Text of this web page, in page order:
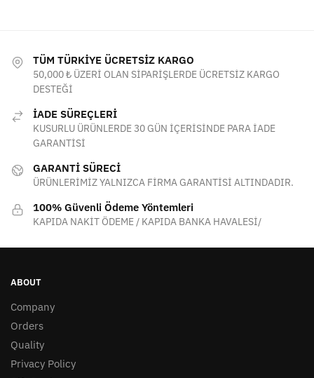
TÜM TÜRKİYE ÜCRETSİZ KARGO
50,000 ₺ ÜZERİ OLAN SİPARİŞLERDE ÜCRETSİZ KARGO
DESTEĞİ
İADE SÜREÇLERİ
KUSURLU ÜRÜNLERDE 30 GÜN İÇERİSİNDE PARA İADE
GARANTİSİ
GARANTİ SÜRECİ
ÜRÜNLERİMİZ YALNIZCA FİRMA GARANTİSİ ALTINDADIR.
100% Güvenli Ödeme Yöntemleri
KAPIDA NAKİT ÖDEME / KAPIDA BANKA HAVALESİ/
ABOUT
Company
Orders
Quality
Privacy Policy